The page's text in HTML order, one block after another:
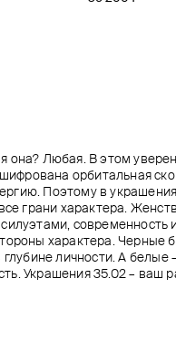
она? Любая. В этом
орбитальная
Поэтому в
грани характера.
современность
характера. Черные
глубине личности. А белые
Украшения 35.02 – ваш